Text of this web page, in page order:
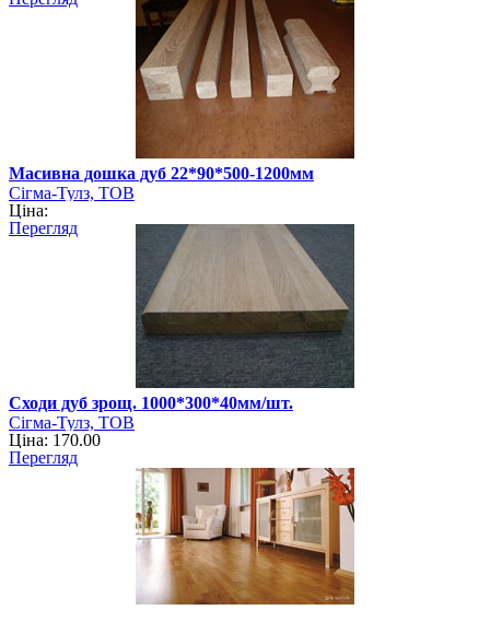
Масивна дошка дуб 22*90*500-1200мм
Сігма-Тулз, ТОВ
Ціна:
Перегляд
Сходи дуб зрощ. 1000*300*40мм/шт.
Сігма-Тулз, ТОВ
Ціна: 170.00
Перегляд